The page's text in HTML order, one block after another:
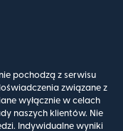
pochodzą z serwisu
związane z
wyłącznie w celach
naszych klientów. Nie
Indywidualne wyniki